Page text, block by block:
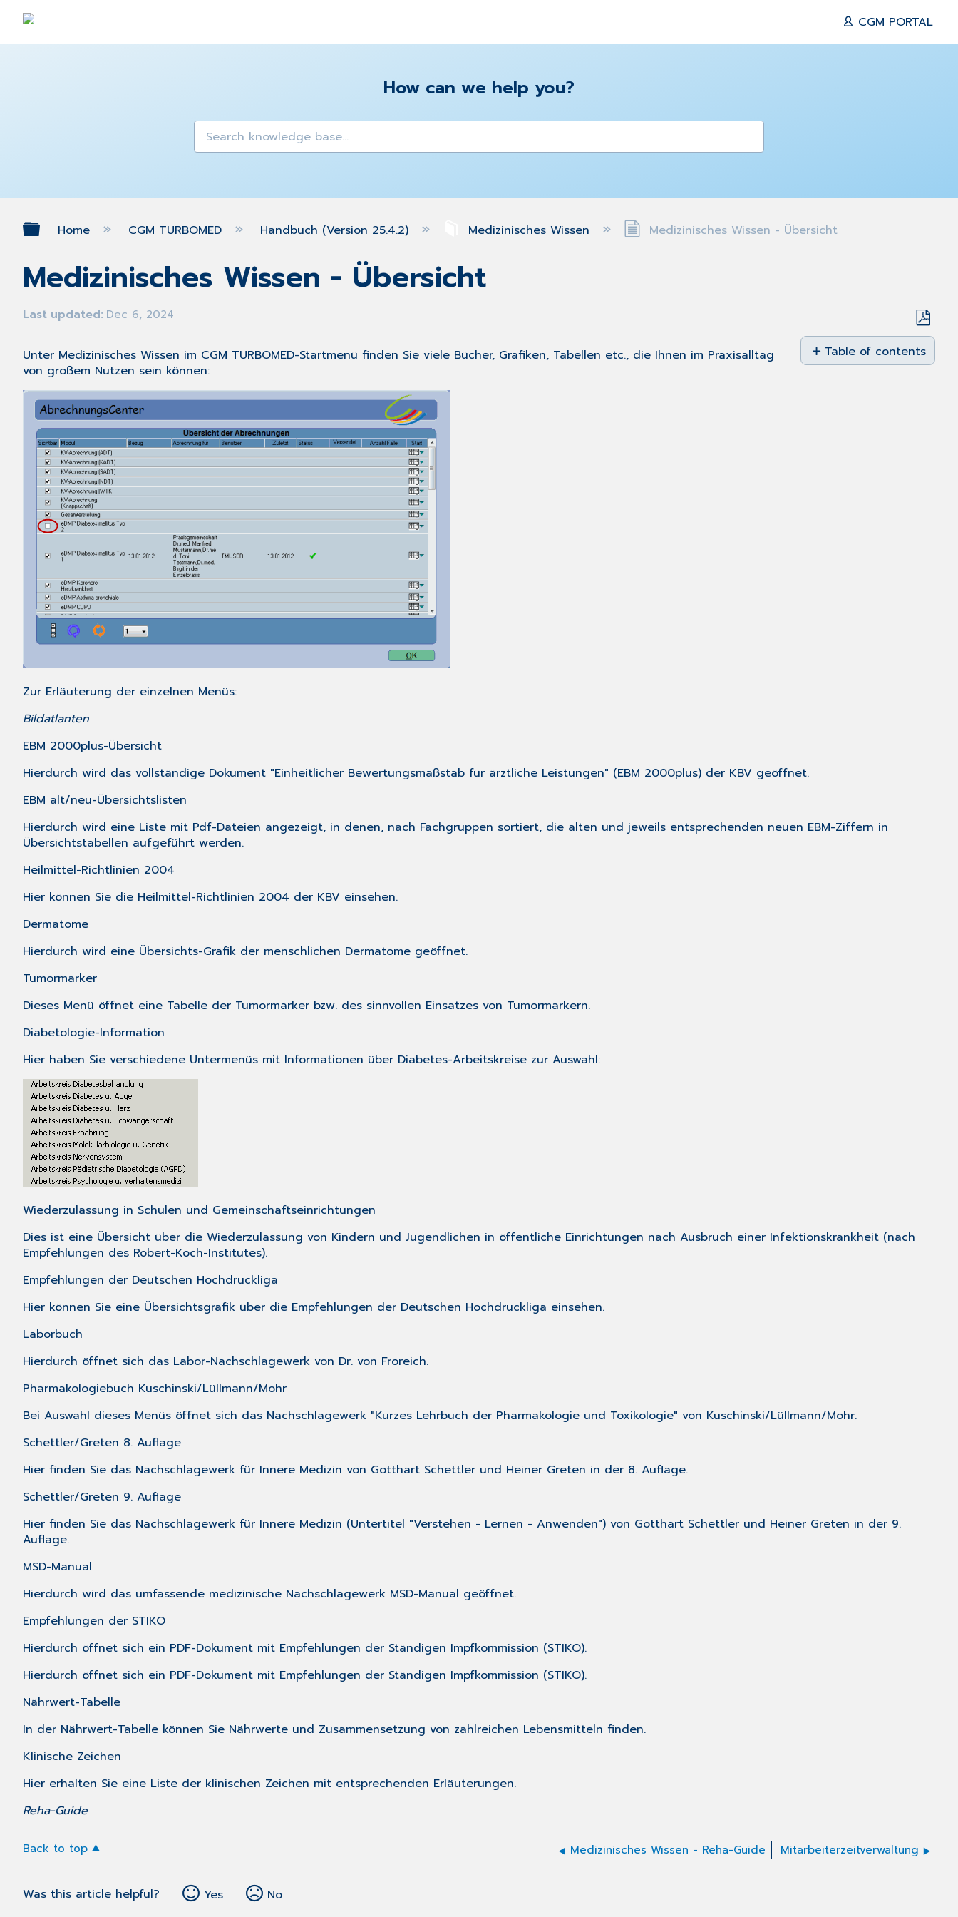
CGM PORTAL
How can we help you?
Expand/collapse global hierarchy
Home CGM TURBOMED Handbuch (Version 25.4.2) Medizinisches Wissen Medizinisches Wissen - Übersicht
Medizinisches Wissen - Übersicht
Last updated Dec 6, 2024
Save
as
PDF
Table of contents
No
Unter Medizinisches Wissen im CGM TURBOMED-Startmenü finden Sie viele Bücher, Grafiken, Tabellen etc., die Ihnen im Praxisalltag
von großem Nutzen sein können:
Zur Erläuterung der einzelnen Menüs:
Bildatlanten
EBM 2000plus-Übersicht
Hierdurch wird das vollständige Dokument "Einheitlicher Bewertungsmaßstab für ärztliche Leistungen" (EBM 2000plus) der KBV geöffnet.
EBM alt/neu-Übersichtslisten
Hierdurch wird eine Liste mit Pdf-Dateien angezeigt, in denen, nach Fachgruppen sortiert, die alten und jeweils entsprechenden neuen EBM-Ziffern in
Übersichtstabellen aufgeführt werden.
Heilmittel-Richtlinien 2004
Hier können Sie die Heilmittel-Richtlinien 2004 der KBV einsehen.
Dermatome
Hierdurch wird eine Übersichts-Grafik der menschlichen Dermatome geöffnet.
Tumormarker
Dieses Menü öffnet eine Tabelle der Tumormarker bzw. des sinnvollen Einsatzes von Tumormarkern.
Diabetologie-Information
Hier haben Sie verschiedene Untermenüs mit Informationen über Diabetes-Arbeitskreise zur Auswahl:
Wiederzulassung in Schulen und Gemeinschaftseinrichtungen
Dies ist eine Übersicht über die Wiederzulassung von Kindern und Jugendlichen in öffentliche Einrichtungen nach Ausbruch einer Infektionskrankheit (nach
Empfehlungen des Robert-Koch-Institutes).
Empfehlungen der Deutschen Hochdruckliga
Hier können Sie eine Übersichtsgrafik über die Empfehlungen der Deutschen Hochdruckliga einsehen.
Laborbuch
Hierdurch öffnet sich das Labor-Nachschlagewerk von Dr. von Froreich.
Pharmakologiebuch Kuschinski/Lüllmann/Mohr
Bei Auswahl dieses Menüs öffnet sich das Nachschlagewerk "Kurzes Lehrbuch der Pharmakologie und Toxikologie" von Kuschinski/Lüllmann/Mohr.
Schettler/Greten 8. Auflage
Hier finden Sie das Nachschlagewerk für Innere Medizin von Gotthart Schettler und Heiner Greten in der 8. Auflage.
Schettler/Greten 9. Auflage
Hier finden Sie das Nachschlagewerk für Innere Medizin (Untertitel "Verstehen - Lernen - Anwenden") von Gotthart Schettler und Heiner Greten in der 9.
Auflage.
MSD-Manual
Hierdurch wird das umfassende medizinische Nachschlagewerk MSD-Manual geöffnet.
Empfehlungen der STIKO
Hierdurch öffnet sich ein PDF-Dokument mit Empfehlungen der Ständigen Impfkommission (STIKO).
Hierdurch öffnet sich ein PDF-Dokument mit Empfehlungen der Ständigen Impfkommission (STIKO).
Nährwert-Tabelle
In der Nährwert-Tabelle können Sie Nährwerte und Zusammensetzung von zahlreichen Lebensmitteln finden.
Klinische Zeichen
Hier erhalten Sie eine Liste der klinischen Zeichen mit entsprechenden Erläuterungen.
Reha-Guide
Back to top Medizinisches Wissen - Reha-Guide Mitarbeiterzeitverwaltung
Was this article helpful? Yes No